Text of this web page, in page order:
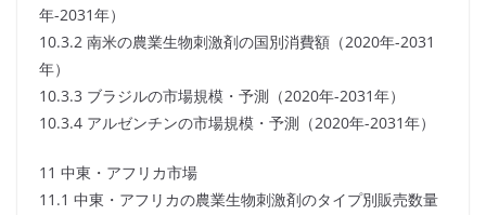
年-2031年）
10.3.2 南米の農業生物刺激剤の国別消費額（2020年-2031
年）
10.3.3 ブラジルの市場規模・予測（2020年-2031年）
10.3.4 アルゼンチンの市場規模・予測（2020年-2031年）
11 中東・アフリカ市場
11.1 中東・アフリカの農業生物刺激剤のタイプ別販売数量